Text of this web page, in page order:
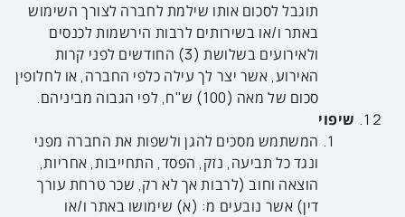
תוגבל לסכום אותו שילמת לחברה לצורך השימוש
באתר ו/או בשירותים לרבות הירשמות לכנסים
ולאירועים בשלושת (3) החודשים לפני קרות
האירוע, אשר יצר לך עילה כלפי החברה, או לחלופין
סכום של מאה (100) ש"ח, לפי הגבוה מביניהם.
שיפוי
המשתמש מסכים להגן ולשפות את החברה מפני
ונגד כל תביעה, נזק, הפסד, התחייבות, אחריות,
הוצאה וחוב (לרבות אך לא רק, שכר טרחת עורך
דין) אשר נובעים מ: (א) שימושו באתר ו/או